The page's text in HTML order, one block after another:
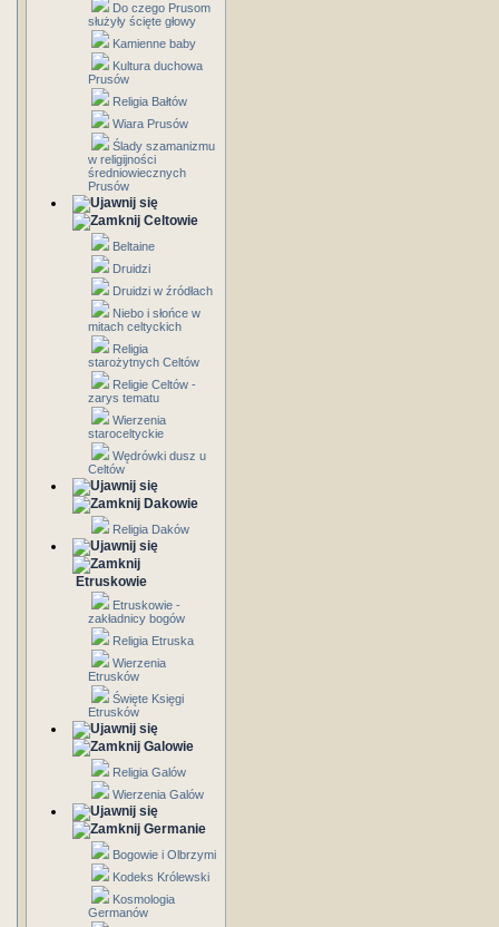
Do czego Prusom
służyły ścięte głowy
Kamienne baby
Kultura duchowa
Prusów
Religia Bałtów
Wiara Prusów
Ślady szamanizmu
w religijności
średniowiecznych
Prusów
Celtowie
Beltaine
Druidzi
Druidzi w źródłach
Niebo i słońce w
mitach celtyckich
Religia
starożytnych Celtów
Religie Celtów -
zarys tematu
Wierzenia
staroceltyckie
Wędrówki dusz u
Celtów
Dakowie
Religia Daków
Etruskowie
Etruskowie -
zakładnicy bogów
Religia Etruska
Wierzenia
Etrusków
Święte Księgi
Etrusków
Galowie
Religia Galów
Wierzenia Galów
Germanie
Bogowie i Olbrzymi
Kodeks Królewski
Kosmologia
Germanów